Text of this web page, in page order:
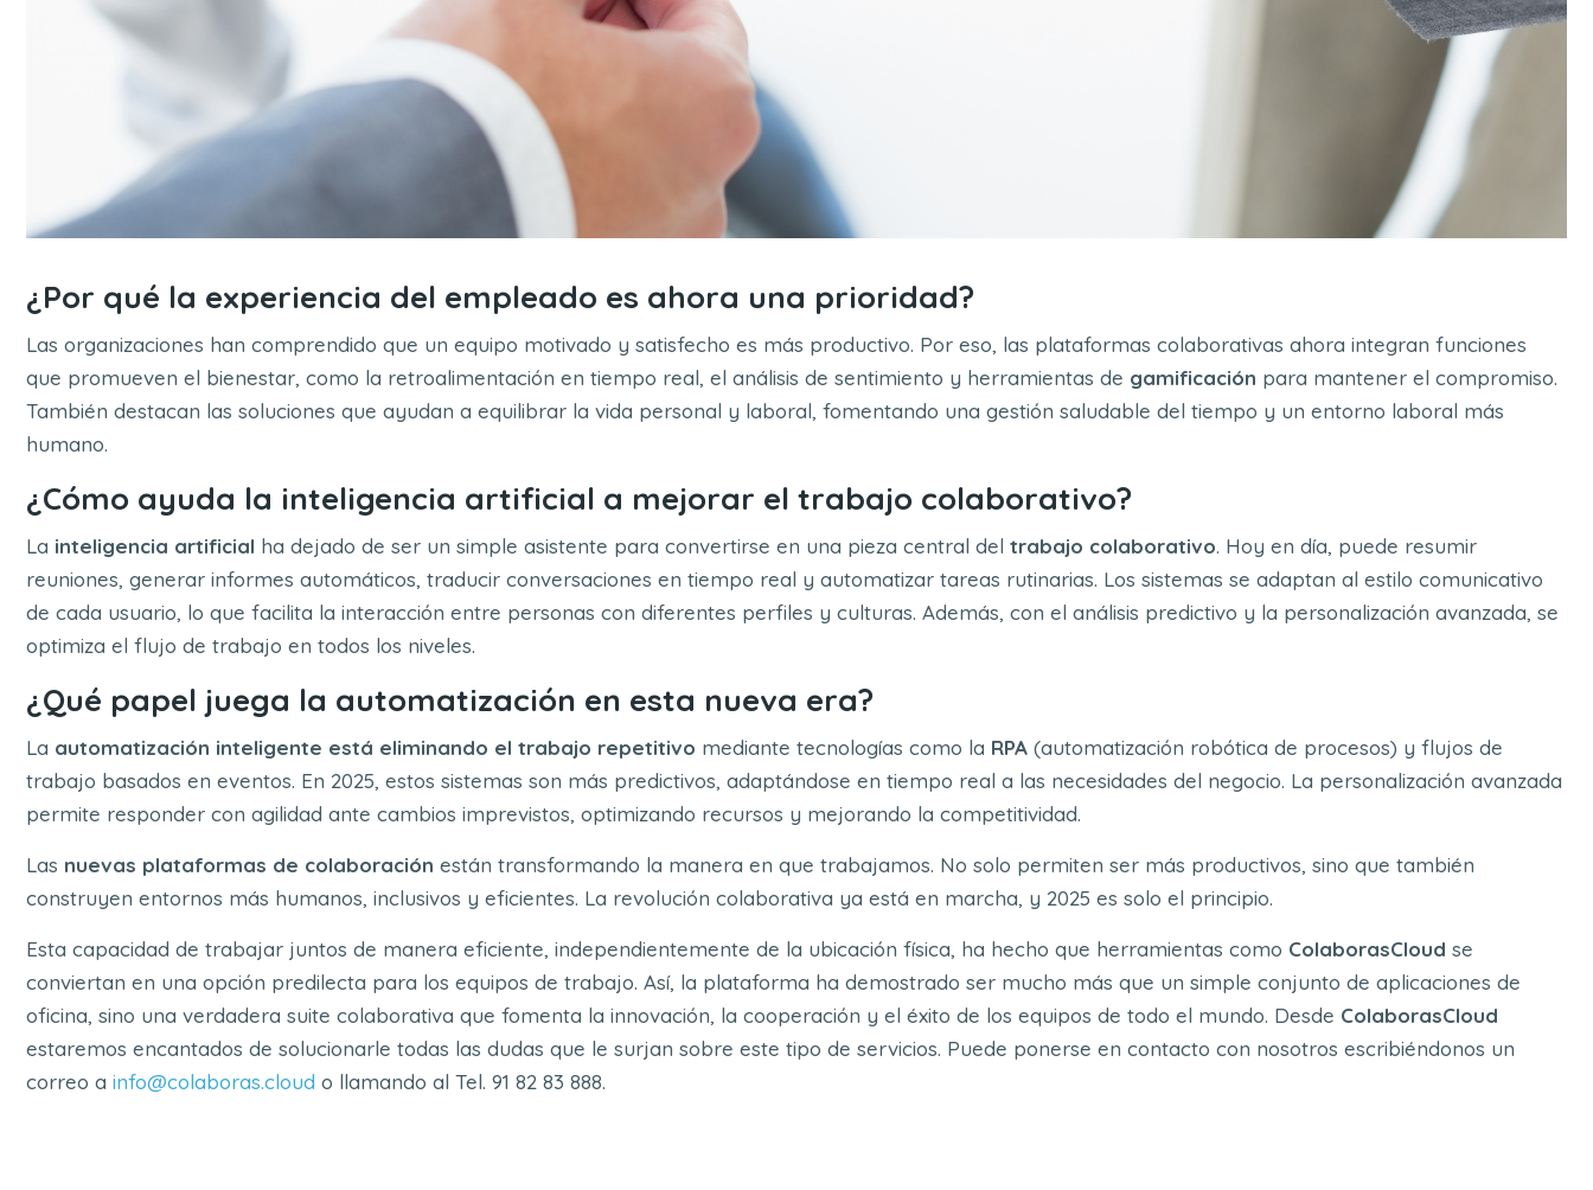
¿Por qué la experiencia del empleado es ahora una prioridad?
Las organizaciones han comprendido que un equipo motivado y satisfecho es más productivo. Por eso, las plataformas colaborativas ahora integran funciones
que promueven el bienestar, como la retroalimentación en tiempo real, el análisis de sentimiento y herramientas de gamificación para mantener el compromiso.
También destacan las soluciones que ayudan a equilibrar la vida personal y laboral, fomentando una gestión saludable del tiempo y un entorno laboral más
humano.
¿Cómo ayuda la inteligencia artificial a mejorar el trabajo colaborativo?
La inteligencia artificial ha dejado de ser un simple asistente para convertirse en una pieza central del trabajo colaborativo. Hoy en día, puede resumir
reuniones, generar informes automáticos, traducir conversaciones en tiempo real y automatizar tareas rutinarias. Los sistemas se adaptan al estilo comunicativo
de cada usuario, lo que facilita la interacción entre personas con diferentes perfiles y culturas. Además, con el análisis predictivo y la personalización avanzada, se
optimiza el flujo de trabajo en todos los niveles.
¿Qué papel juega la automatización en esta nueva era?
La automatización inteligente está eliminando el trabajo repetitivo mediante tecnologías como la RPA (automatización robótica de procesos) y flujos de
trabajo basados en eventos. En 2025, estos sistemas son más predictivos, adaptándose en tiempo real a las necesidades del negocio. La personalización avanzada
permite responder con agilidad ante cambios imprevistos, optimizando recursos y mejorando la competitividad.
Las nuevas plataformas de colaboración están transformando la manera en que trabajamos. No solo permiten ser más productivos, sino que también
construyen entornos más humanos, inclusivos y eficientes. La revolución colaborativa ya está en marcha, y 2025 es solo el principio.
Esta capacidad de trabajar juntos de manera eficiente, independientemente de la ubicación física, ha hecho que herramientas como ColaborasCloud se
conviertan en una opción predilecta para los equipos de trabajo. Así, la plataforma ha demostrado ser mucho más que un simple conjunto de aplicaciones de
oficina, sino una verdadera suite colaborativa que fomenta la innovación, la cooperación y el éxito de los equipos de todo el mundo. Desde ColaborasCloud
estaremos encantados de solucionarle todas las dudas que le surjan sobre este tipo de servicios. Puede ponerse en contacto con nosotros escribiéndonos un
correo a info@colaboras.cloud o llamando al Tel. 91 82 83 888.